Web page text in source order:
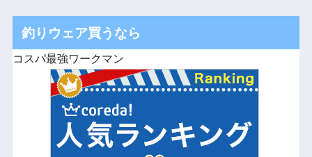
釣りウェア買うなら
コスパ最強ワークマン